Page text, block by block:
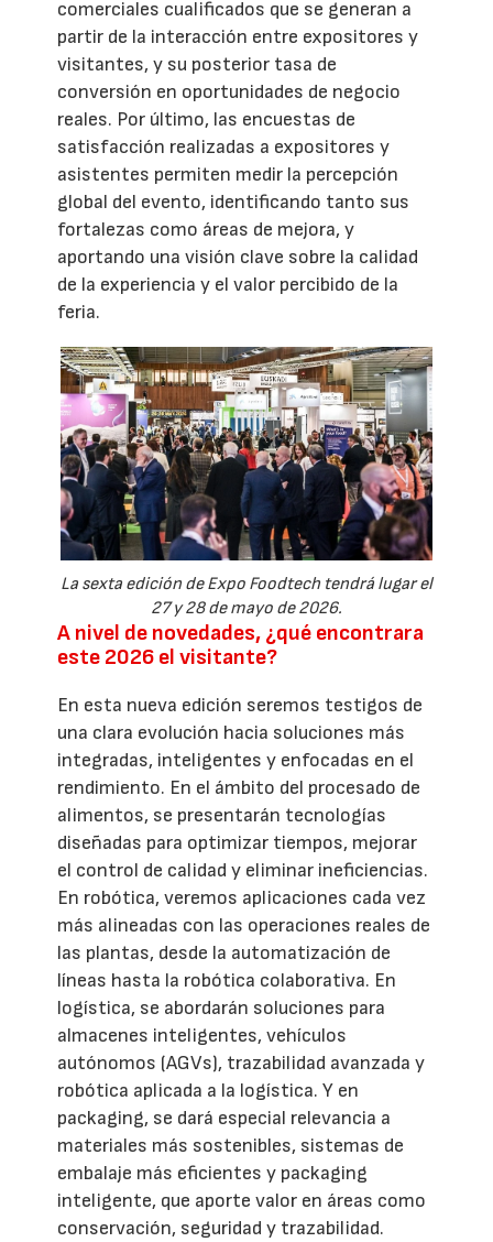
comerciales cualificados que se generan a
partir de la interacción entre expositores y
visitantes, y su posterior tasa de
conversión en oportunidades de negocio
reales. Por último, las encuestas de
satisfacción realizadas a expositores y
asistentes permiten medir la percepción
global del evento, identificando tanto sus
fortalezas como áreas de mejora, y
aportando una visión clave sobre la calidad
de la experiencia y el valor percibido de la
feria.
La sexta edición de Expo Foodtech tendrá lugar el
27 y 28 de mayo de 2026.
A nivel de novedades, ¿qué encontrara
este 2026 el visitante?
En esta nueva edición seremos testigos de
una clara evolución hacia soluciones más
integradas, inteligentes y enfocadas en el
rendimiento. En el ámbito del procesado de
alimentos, se presentarán tecnologías
diseñadas para optimizar tiempos, mejorar
el control de calidad y eliminar ineficiencias.
En robótica, veremos aplicaciones cada vez
más alineadas con las operaciones reales de
las plantas, desde la automatización de
líneas hasta la robótica colaborativa. En
logística, se abordarán soluciones para
almacenes inteligentes, vehículos
autónomos (AGVs), trazabilidad avanzada y
robótica aplicada a la logística. Y en
packaging, se dará especial relevancia a
materiales más sostenibles, sistemas de
embalaje más eficientes y packaging
inteligente, que aporte valor en áreas como
conservación, seguridad y trazabilidad.